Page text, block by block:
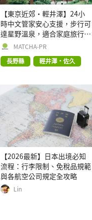
【東京近郊・輕井澤】24小
時中文管家安心支援，步行可
達星野溫泉，適合家庭旅行、
三代同遊與紀念日的森林高質
VILLA」
MATCHA-PR
長野縣
輕井澤・佐久
【2026最新】日本出境必知
流程：行李限制、免稅品規範
與各航空公司規定全攻略
Lin